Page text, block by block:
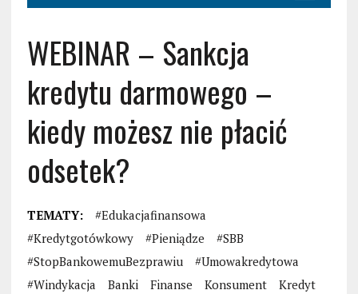
WEBINAR – Sankcja
kredytu darmowego –
kiedy możesz nie płacić
odsetek?
TEMATY:
#edukacjafinansowa
#kredytgotówkowy
#pieniądze
#SBB
#StopBankowemuBezprawiu
#umowakredytowa
#windykacja
Banki Finanse Konsument
Kredyt